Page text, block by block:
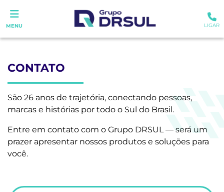
MENU LIGAR
CONTATO
São 26 anos de trajetória, conectando pessoas,
marcas e histórias por todo o Sul do Brasil.
Entre em contato com o Grupo DRSUL — será um
prazer apresentar nossos produtos e soluções para
você.